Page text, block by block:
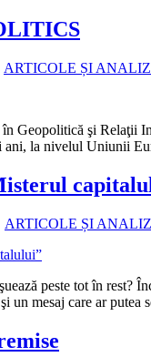
ARTICOLE ȘI
Geopolitică şi Relaţii
la nivelul Uniunii
ARTICOLE ȘI
peste tot în rest?
un mesaj care ar